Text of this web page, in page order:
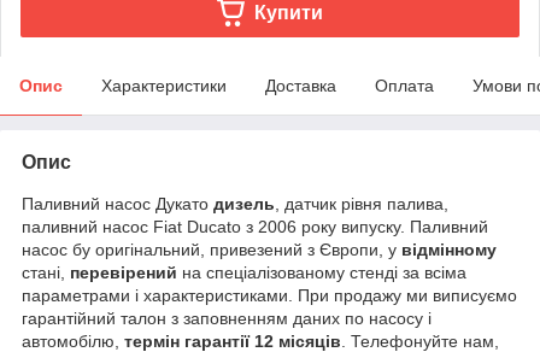
Купити
Опис Характеристики Доставка Оплата Умови
Опис
Паливний насос Дукато дизель , датчик рівня палива,
паливний насос Fiat Ducato з 2006 року випуску. Паливний
насос бу оригінальний, привезений з Європи, у відмінному
стані, перевірений на спеціалізованому стенді за всіма
параметрами і характеристиками. При продажу ми виписуємо
гарантійний талон з заповненням даних по насосу і
автомобілю, термін гарантії 12 місяців . Телефонуйте нам,